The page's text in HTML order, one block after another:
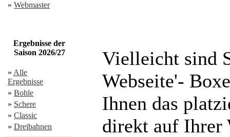
» Webmaster
Ergebnisse der
Saison 2026/27
» Alle
Ergebnisse
» Bohle
» Schere
» Classic
» Dreibahnen
Vielleicht sind
Webseite'-
Ihnen das
direkt auf Ihrer